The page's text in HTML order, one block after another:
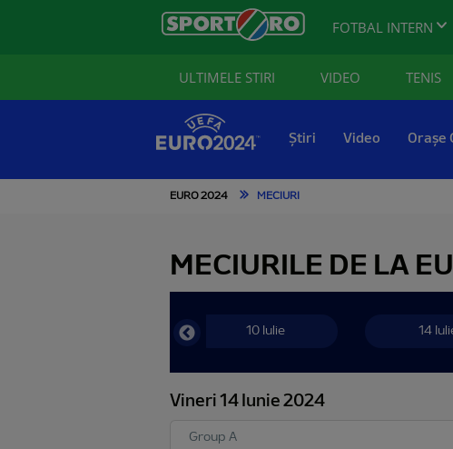
FOTBAL INTERN
ULTIMELE STIRI VIDEO TENIS
Știri Video Orașe
EURO 2024 MECIURI
MECIURILE DE LA
10 Iulie 14
Vineri 14 Iunie 2024
Group A